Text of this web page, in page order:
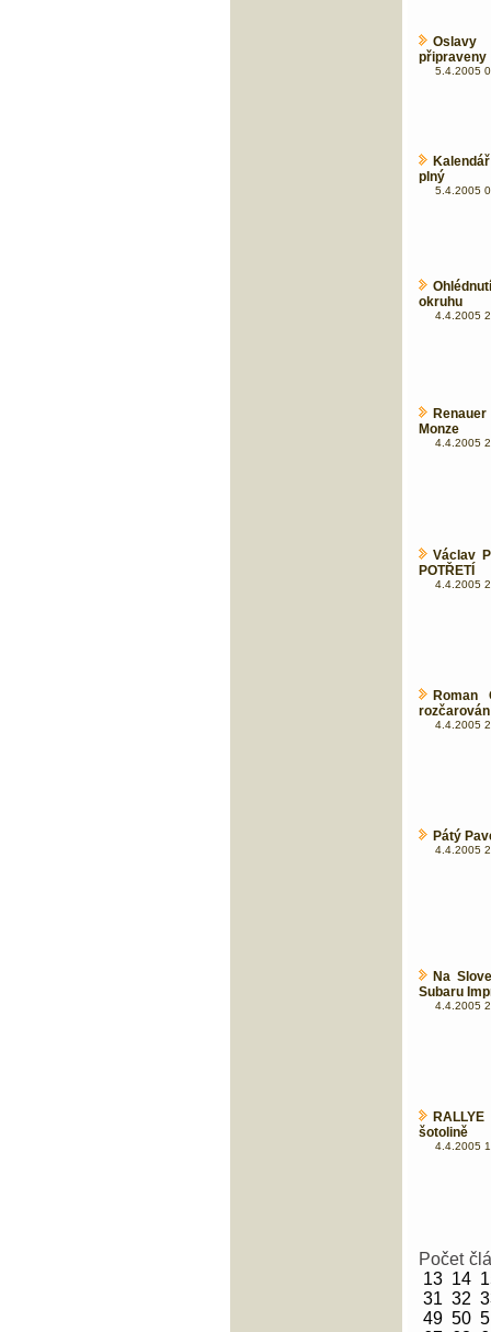
Oslavy
připraveny
5.4.2005
plný
5.4.2005
okruhu
4.4.2005
Monze
4.4.2005
Václav
POTŘETÍ
4.4.2005
Roman
rozčarován
4.4.2005
Pátý
4.4.2005
Na
Subaru
4.4.2005
šotolině
4.4.2005
Počet
13 14
31 32
49 50